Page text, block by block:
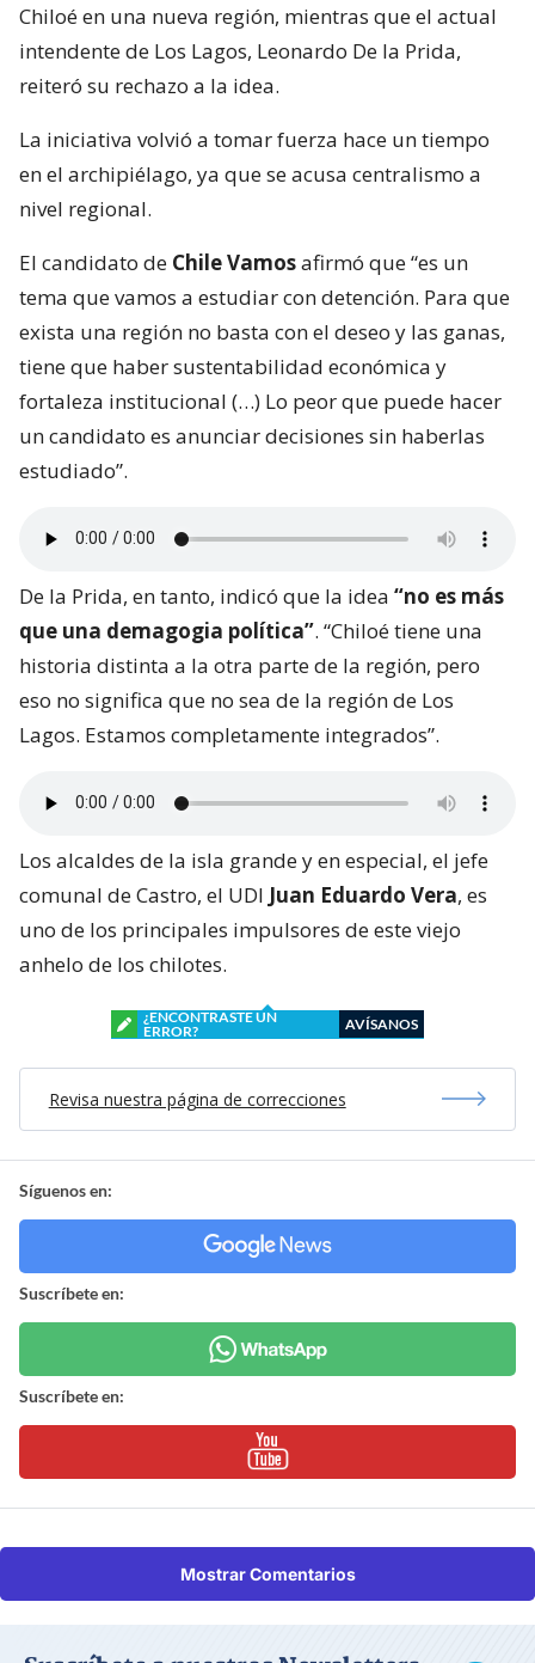
Chiloé en una nueva región, mientras que el actual
intendente de Los Lagos, Leonardo De la Prida,
reiteró su rechazo a la idea.
La iniciativa volvió a tomar fuerza hace un tiempo
en el archipiélago, ya que se acusa centralismo a
nivel regional.
El candidato de Chile Vamosafirmó que “es un
tema que vamos a estudiar con detención. Para que
exista una región no basta con el deseo y las ganas,
tiene que haber sustentabilidad económica y
fortaleza institucional (…) Lo peor que puede hacer
un candidato es anunciar decisiones sin haberlas
estudiado”.
De la Prida, en tanto, indicó que la idea “no es más
que una demagogia política”. “Chiloé tiene una
historia distinta a la otra parte de la región, pero
eso no significa que no sea de la región de Los
Lagos. Estamos completamente integrados”.
Los alcaldes de la isla grande y en especial, el jefe
comunal de Castro, el UDI Juan Eduardo Vera, es
uno de los principales impulsores de este viejo
anhelo de los chilotes.
¿ENCONTRASTE UN
ERROR?
AVÍSANOS
Revisa nuestra página de correcciones
Síguenos en:
Suscríbete en:
Suscríbete en:
Mostrar Comentarios